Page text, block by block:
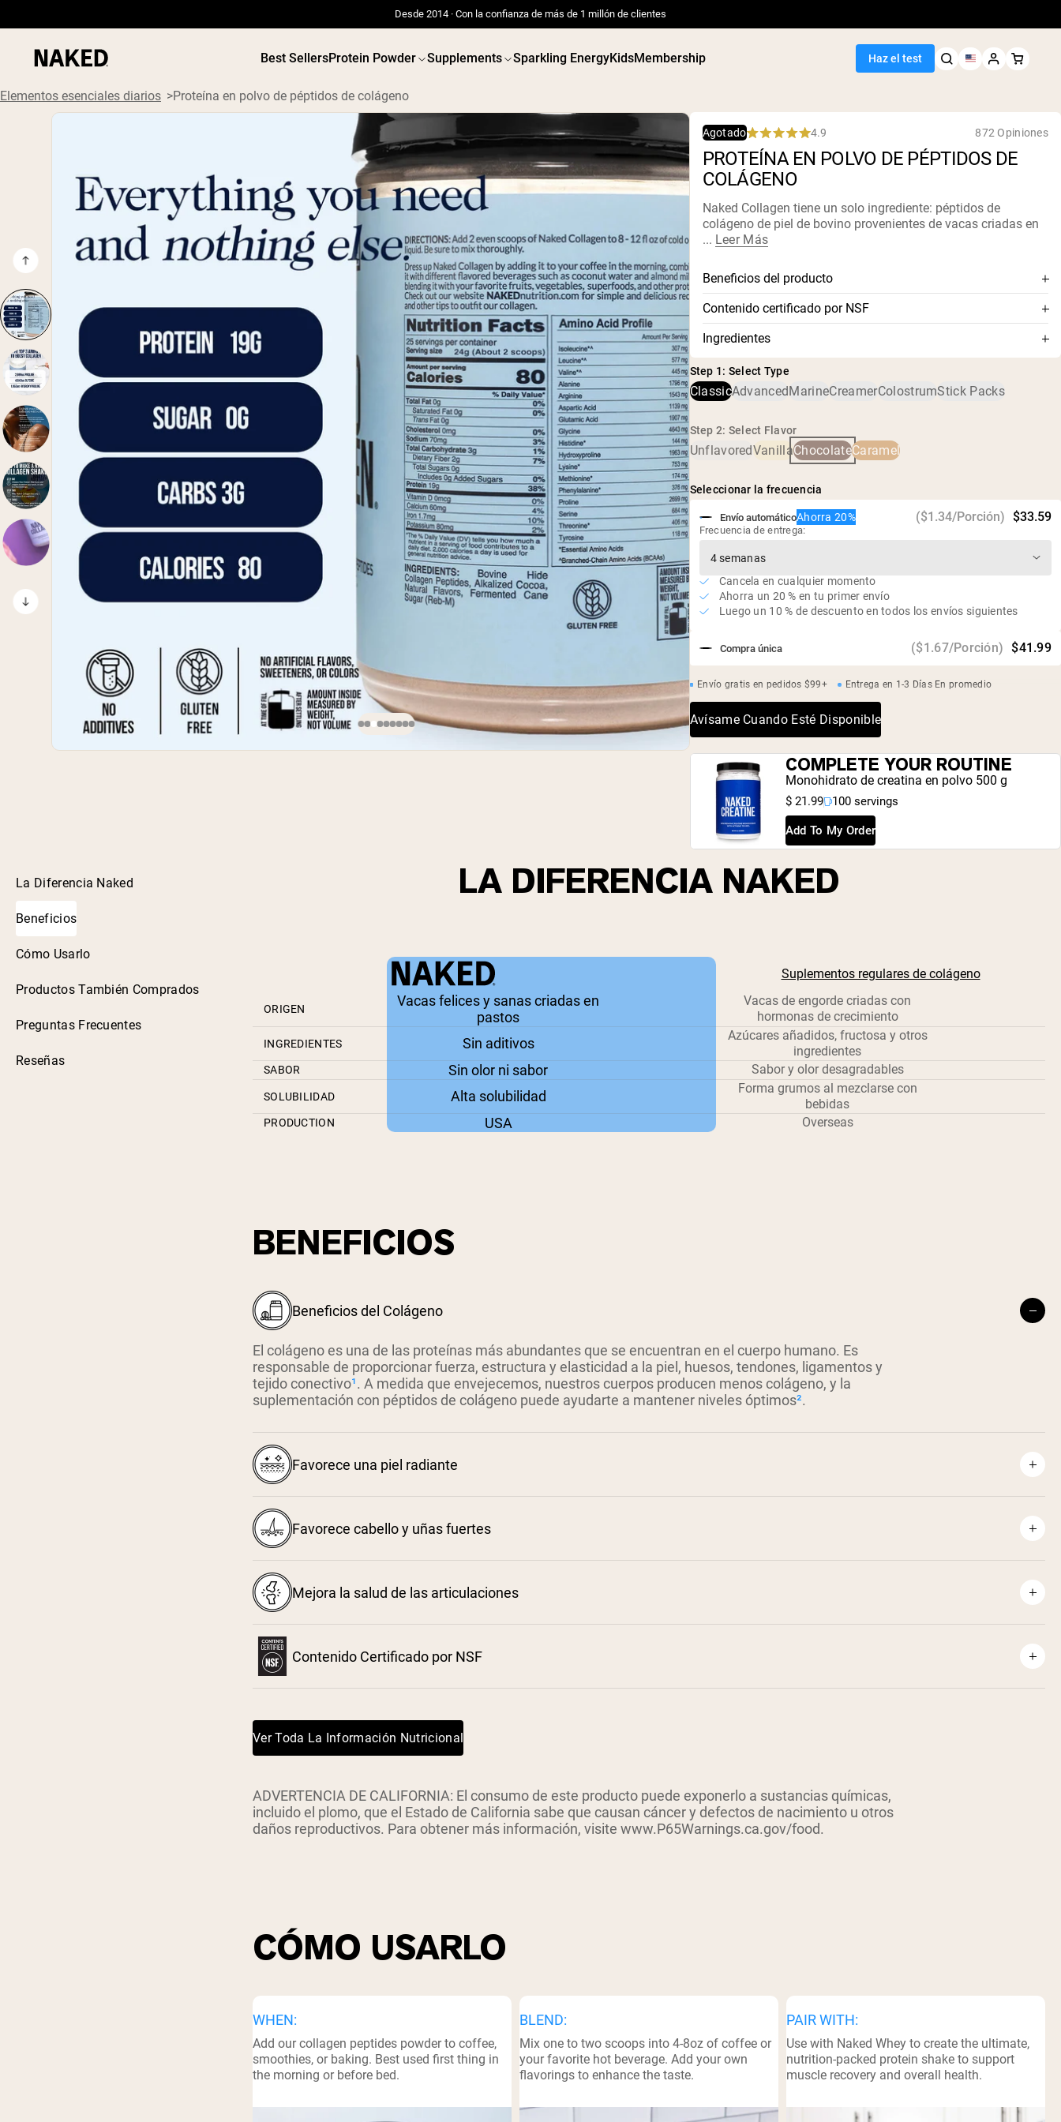
Desde 2014 · Con la confianza de más de 1 millón de clientes
Best SellersProtein Powder Supplements Sparkling EnergyKidsMembership Haz el test
Términos de Búsqueda Populares
”Overnight Oats“
”Vegan protein“
”Collagen“
”Micellar Casein“
Elementos esenciales diarios Proteína en polvo de péptidos de colágeno
Agotado
Rated
4.9
out
of
stars
4.9 872 Opiniones
PROTEÍNA EN POLVO DE PÉPTIDOS DE
COLÁGENO
Naked Collagen tiene un solo ingrediente: péptidos de
colágeno de piel de bovino provenientes de vacas criadas en
... Leer Más
Beneficios del producto
Péptidos de colágeno premium 100%
De pieles de bovinos europeos alimentados con pasto y
criados en pasturas
19 g de proteína y 1,3 g de BCAA por porción
Inodoro, insípido y fácil de mezclar
Libre de aditivos y edulcorantes artificiales
Sin gluten, sin soja, sin OGM, sin azúcar
Contenido certificado por NSF
Este suplemento está certificado por NSF, lo que significa que
sus contenidos han sido rigurosamente analizados para
garantizar su precisión y pureza, y se ha confirmado que no
contiene niveles dañinos de contaminantes, incluidos metales
pesados y pesticidas.
Ingredientes
Péptidos de colágeno de piel bovina, cacao alcalinizado,
sabores naturales, azúcar de caña fermentada (Reb-M)
Step 1: Select Type
ClassicAdvancedMarineCreamerColostrumStick Packs
Step 2: Select Flavor
UnflavoredVanillaChocolateCaramel
Seleccionar la frecuencia
Compra única ($1.67/Porción) $41.99
Envío automáticoAhorra 20% ($1.34/Porción) $33.59
Frecuencia de entrega:
Cancela en cualquier momento
Ahorra un 20 % en tu primer envío
Luego un 10 % de descuento en todos los envíos siguientes
Envío gratis en pedidos $99+ Entrega en 1-3 Días En promedio
Avísame Cuando Esté Disponible
COMPLETE YOUR ROUTINE
Monohidrato de creatina en polvo 500 g
$ 21.99 100 servings
Add To My Order
La Diferencia Naked
Beneficios
Cómo Usarlo
Productos También Comprados
Preguntas Frecuentes
Reseñas
LA DIFERENCIA NAKED
Suplementos regulares de colágeno
ORIGEN
Vacas felices y sanas criadas en
pastos
Vacas de engorde criadas con
hormonas de crecimiento
INGREDIENTES Sin aditivos
Azúcares añadidos, fructosa y otros
ingredientes
SABOR Sin olor ni sabor Sabor y olor desagradables
SOLUBILIDAD Alta solubilidad
Forma grumos al mezclarse con
bebidas
PRODUCTION USA Overseas
BENEFICIOS
Beneficios del Colágeno
El colágeno es una de las proteínas más abundantes que se encuentran en el cuerpo humano. Es
responsable de proporcionar fuerza, estructura y elasticidad a la piel, huesos, tendones, ligamentos y
tejido conectivo¹. A medida que envejecemos, nuestros cuerpos producen menos colágeno, y la
suplementación con péptidos de colágeno puede ayudarte a mantener niveles óptimos².
Favorece una piel radiante
Favorece cabello y uñas fuertes
Mejora la salud de las articulaciones
Contenido Certificado por NSF
Ver Toda La Información Nutricional
ADVERTENCIA DE CALIFORNIA: El consumo de este producto puede exponerlo a sustancias químicas,
incluido el plomo, que el Estado de California sabe que causan cáncer y defectos de nacimiento u otros
daños reproductivos. Para obtener más información, visite www.P65Warnings.ca.gov/food.
CÓMO USARLO
WHEN:
Add our collagen peptides powder to coffee,
smoothies, or baking. Best used first thing in
the morning or before bed.
BLEND:
Mix one to two scoops into 4-8oz of coffee or
your favorite hot beverage. Add your own
flavorings to enhance the taste.
PAIR WITH:
Use with Naked Whey to create the ultimate,
nutrition-packed protein shake to support
muscle recovery and overall health.